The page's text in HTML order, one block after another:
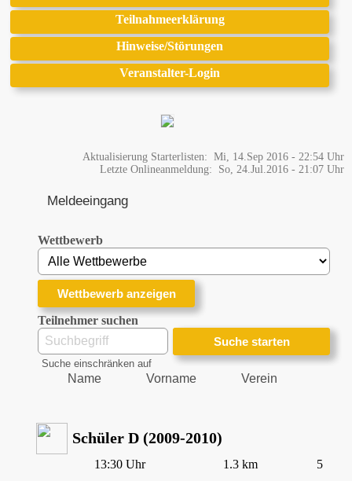
Teilnahmeerklärung
Hinweise/Störungen
Veranstalter-Login
Aktualisierung Starterlisten: Mi, 14.Sep 2016 - 22:54 Uhr
Letzte Onlineanmeldung: So, 24.Jul.2016 - 21:07 Uhr
Meldeeingang
Wettbewerb
Teilnehmer suchen
Suche einschränken auf
Name Vorname Verein
Schüler D (2009-2010)
13:30 Uhr 1.3 km 5